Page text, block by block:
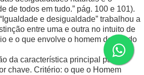
de todos em tudo.” pág. 100 e 101).
e desigualdade” trabalhou a
entre uma e outra no intuito de
e o que envolve o homem dentro do
da característica principal para
chave. Critério: o que o Homem